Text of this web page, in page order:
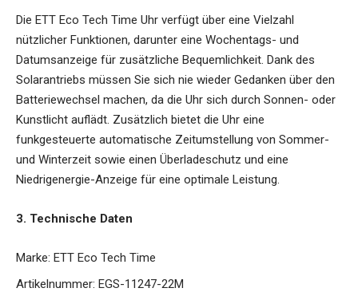
Die ETT Eco Tech Time Uhr verfügt über eine Vielzahl
nützlicher Funktionen, darunter eine Wochentags- und
Datumsanzeige für zusätzliche Bequemlichkeit. Dank des
Solarantriebs müssen Sie sich nie wieder Gedanken über den
Batteriewechsel machen, da die Uhr sich durch Sonnen- oder
Kunstlicht auflädt. Zusätzlich bietet die Uhr eine
funkgesteuerte automatische Zeitumstellung von Sommer-
und Winterzeit sowie einen Überladeschutz und eine
Niedrigenergie-Anzeige für eine optimale Leistung.
3. Technische Daten
Marke: ETT Eco Tech Time
Artikelnummer: EGS-11247-22M